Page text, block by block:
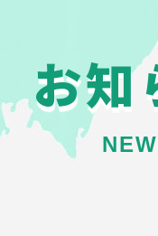
お知